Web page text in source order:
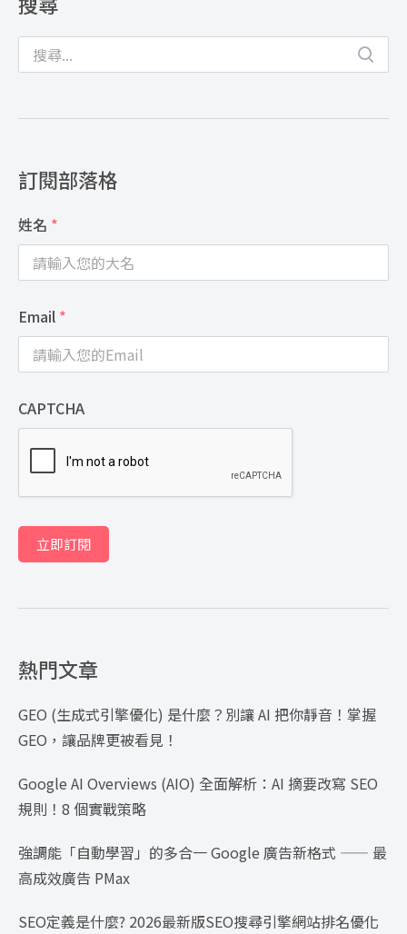
訂閱部落格
姓名 *
Email *
CAPTCHA
立即訂閱
熱門文章
GEO (生成式引擎優化) 是什麼？別讓 AI 把你靜音！掌握
GEO，讓品牌更被看見！
Google AI Overviews (AIO) 全面解析：AI 摘要改寫 SEO
規則！8 個實戰策略
強調能「自動學習」的多合一 Google 廣告新格式 —— 最
高成效廣告 PMax
SEO定義是什麼? 2026最新版SEO搜尋引擎網站排名優化